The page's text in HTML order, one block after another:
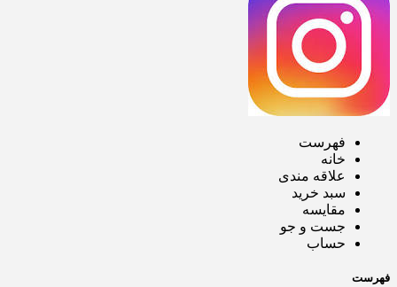
فهرست
خانه
علاقه مندی
سبد خرید
مقایسه
جست و جو
حساب
فهرست